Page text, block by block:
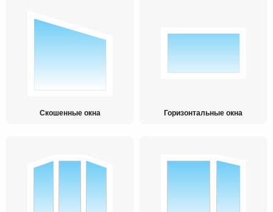
Скошенные окна Горизонтальные окна